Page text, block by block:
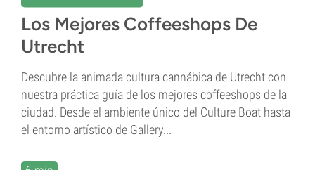
Los Mejores Coffeeshops De
Utrecht
Descubre la animada cultura cannábica de Utrecht con
nuestra práctica guía de los mejores coffeeshops de la
ciudad. Desde el ambiente único del Culture Boat hasta
el entorno artístico de Gallery...